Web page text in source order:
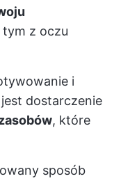
z oczu
i
dostarczenie
, które
sposób